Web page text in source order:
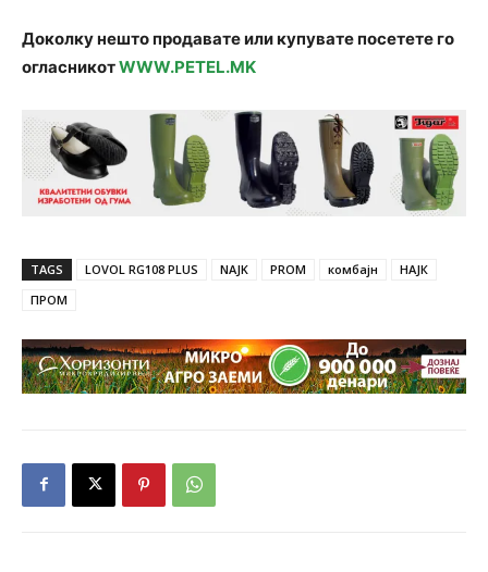
Доколку нешто продавате или купувате посетете го
огласникотWWW.PETEL.MK
TAGS LOVOL RG108 PLUS NAJK PROM комбајн
НАЈК
ПРОМ